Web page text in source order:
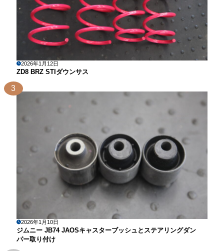
2026年1月12日
ZD8 BRZ STIダウンサス
3
2026年1月10日
ジムニー JB74 JAOSキャスターブッシュとステアリングダン
パー取り付け